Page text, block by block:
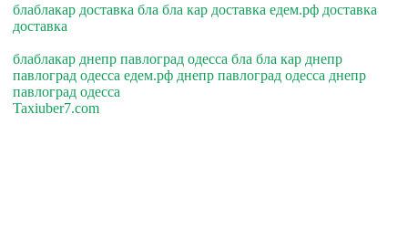
блаблакар доставка бла бла кар доставка едем.рф доставка
доставка
блаблакар днепр павлоград одесса бла бла кар днепр
павлоград одесса едем.рф днепр павлоград одесса днепр
павлоград одесса
Taxiuber7.com